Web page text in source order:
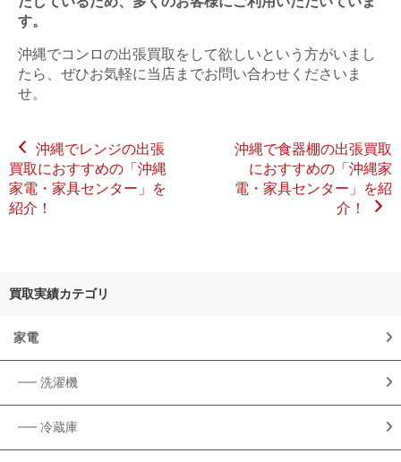
す。
沖縄でコンロの出張買取をして欲しいという方がいまし
たら、ぜひお気軽に当店までお問い合わせくださいま
せ。
沖縄でレンジの出張
買取におすすめの「沖縄
家電・家具センター」を
紹介！
沖縄で食器棚の出張買取
におすすめの「沖縄家
電・家具センター」を紹
介！
買取実績カテゴリ
家電
洗濯機
冷蔵庫